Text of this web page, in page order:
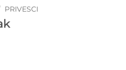
PRIVESCI